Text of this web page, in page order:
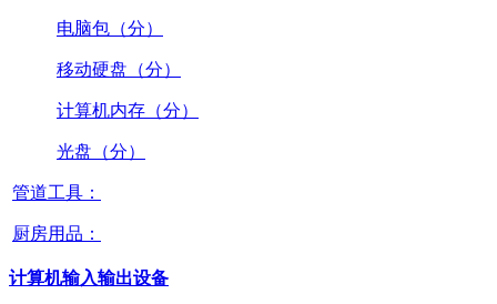
电脑包（分）
移动硬盘（分）
计算机内存（分）
光盘（分）
管道工具：
厨房用品：
计算机输入输出设备